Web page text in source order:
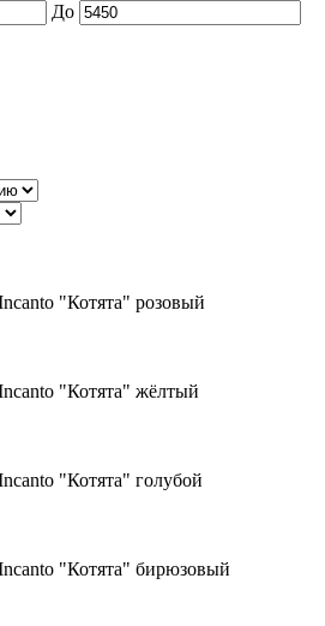
До
"Котята" розовый
"Котята" жёлтый
"Котята" голубой
"Котята" бирюзовый